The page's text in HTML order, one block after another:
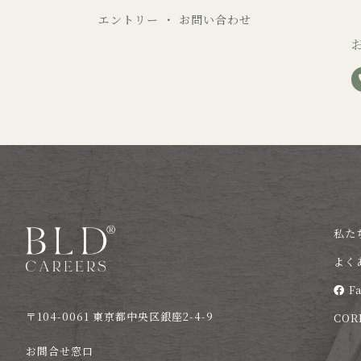
エントリー ・ お問い合わせ
〒104-0061 東京都中央区銀座2-4-9
お問合せ窓口
私た
よく